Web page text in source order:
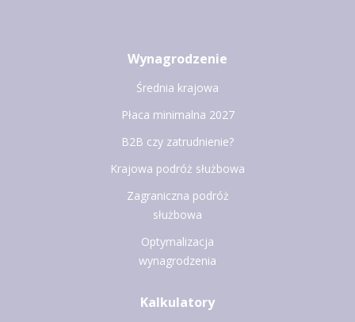
Wynagrodzenie
Średnia krajowa
Płaca minimalna 2027
B2B czy zatrudnienie?
Krajowa podróż służbowa
Zagraniczna podróż
służbowa
Optymalizacja
wynagrodzenia
Kalkulatory